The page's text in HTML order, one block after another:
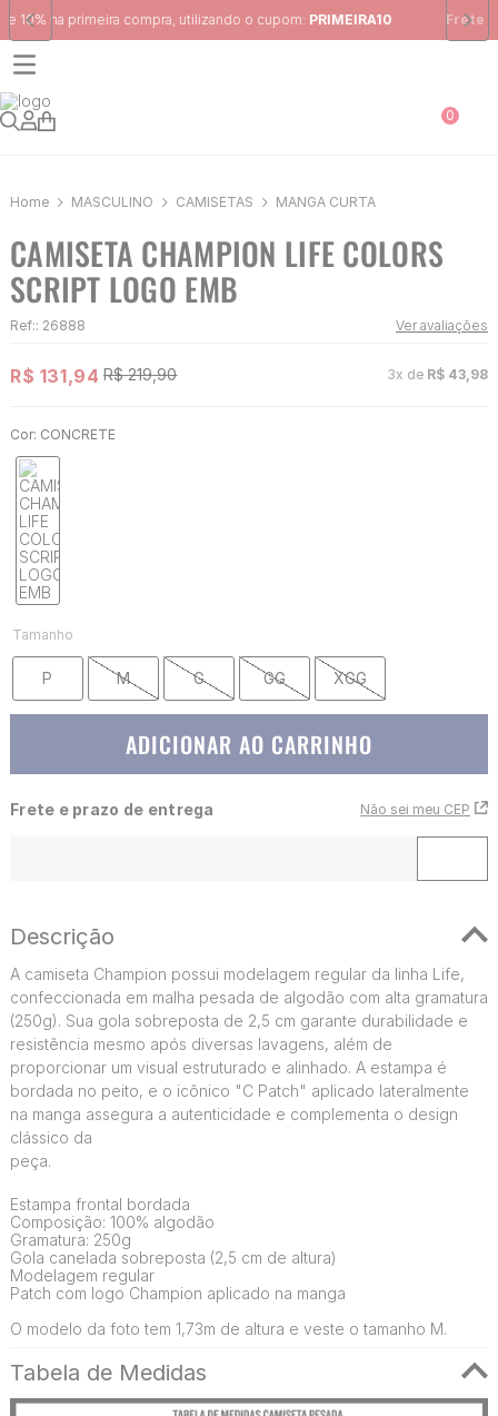
Frete Grátispara região Sudeste em pedidos acima de R$ 399,00
0
MASCULINO CAMISETAS MANGA CURTA
CAMISETA CHAMPION LIFE COLORS
SCRIPT LOGO EMB
Ref:: 26888 Ver avaliações
R$ 131,94 R$ 219,90 3x de R$ 43 98
Cor: CONCRETE
Tamanho
P M G GG XGG
ADICIONAR AO CARRINHO
Frete e prazo de entrega Não sei meu CEP
Descrição
A camiseta Champion possui modelagem regular da linha Life,
confeccionada em malha pesada de algodão com alta gramatura
(250g). Sua gola sobreposta de 2,5 cm garante durabilidade e
resistência mesmo após diversas lavagens, além de
proporcionar um visual estruturado e alinhado. A estampa é
bordada no peito, e o icônico "C Patch" aplicado lateralmente
na manga assegura a autenticidade e complementa o design
clássico da
peça.
Estampa frontal bordada
Composição: 100% algodão
Gramatura: 250g
Gola canelada sobreposta (2,5 cm de altura)
Modelagem regular
Patch com logo Champion aplicado na manga
O modelo da foto tem 1,73m de altura e veste o tamanho M.
Tabela de Medidas